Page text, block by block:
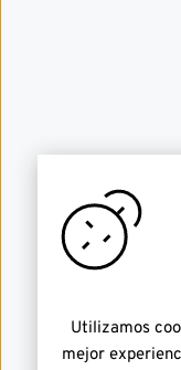
Utilizamos
mejor